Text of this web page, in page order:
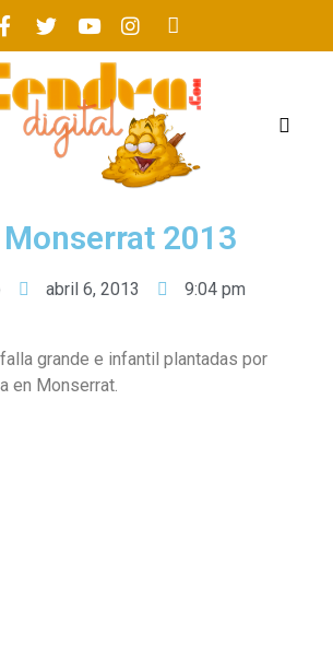
2013
abril 6, 2013 9:04 pm
grande e infantil plantadas por
en Monserrat.